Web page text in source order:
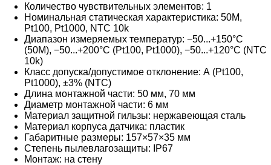
Количество чувствительных элементов: 1
Номинальная статическая характеристика: 50M,
Pt100, Pt1000, NTC 10k
Диапазон измеряемых температур: −50...+150°С
(50М), −50...+200°С (Pt100, Pt1000), −50...+120°С (NTC
10k)
Класс допуска/допустимое отклонение: А (Pt100,
Pt1000), ±3% (NTC)
Длина монтажной части: 50 мм, 70 мм
Диаметр монтажной части: 6 мм
Материал защитной гильзы: нержавеющая сталь
Материал корпуса датчика: пластик
Габаритные размеры: 157×57×35 мм
Степень пылевлагозащиты: IP67
Монтаж: на стену